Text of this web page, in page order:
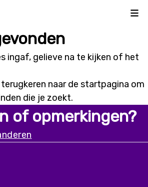
ingaf, gelieve na te kijken of het
naar de startpagina om
die je zoekt.
of opmerkingen?